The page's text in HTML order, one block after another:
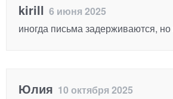
kirill 6 июня 2025
иногда письма задерживаются, но
Юлия 10 октября 2025